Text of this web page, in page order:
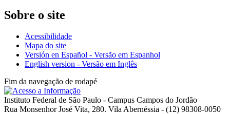
Sobre o site
Acessibilidade
Mapa do site
Versión en Español - Versão em Espanhol
English version - Versão em Inglês
Fim da navegação de rodapé
Instituto Federal de São Paulo - Campus Campos do Jordão
Rua Monsenhor José Vita, 280. Vila Abernéssia - (12) 98308-0050